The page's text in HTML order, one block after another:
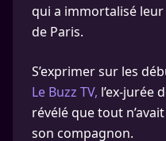
qui a immortalisé leur
de Paris.
S’exprimer sur les
Le Buzz TV, l’ex-jurée
révélé que tout
son compagnon.